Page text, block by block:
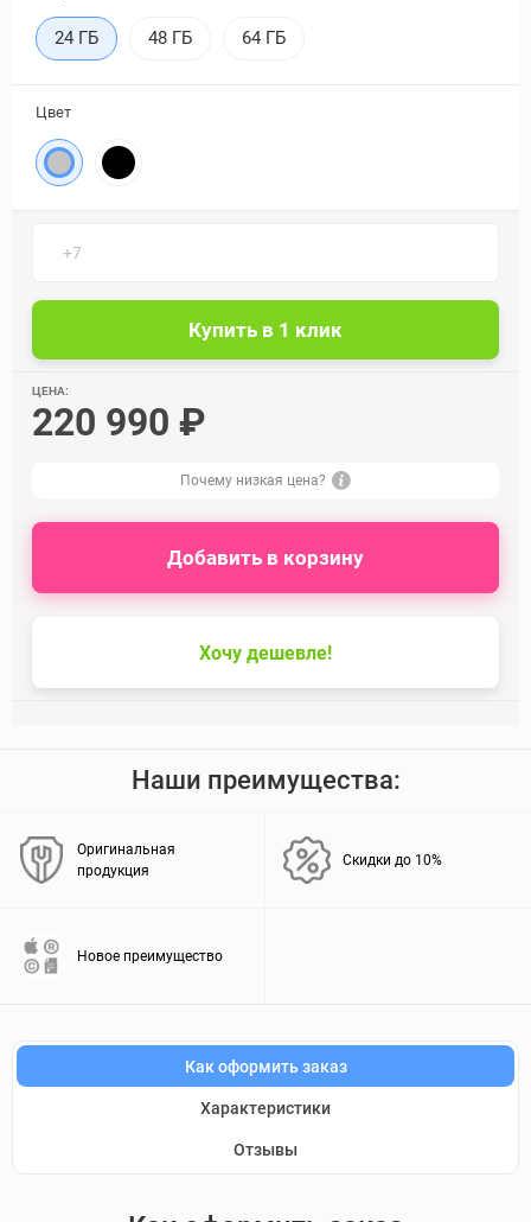
24 ГБ 48 ГБ 64 ГБ
Цвет
ЦЕНА:
220 990 ₽
Почему низкая цена?
Хочу дешевле!
Добавить в корзину
Наши преимущества:
Оригинальная
продукция
Скидки до 10%
Новое преимущество
Как оформить заказ
Характеристики
Отзывы